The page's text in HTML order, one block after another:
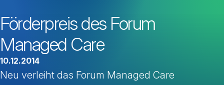
Förderpreis des Forum
Managed Care
10.12.2014
Neu verleiht das Forum Managed Care